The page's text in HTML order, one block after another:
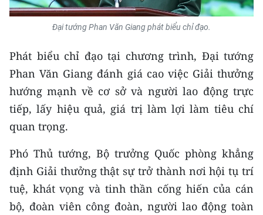
Đại tướng Phan Văn Giang phát biểu chỉ đạo.
Phát biểu chỉ đạo tại chương trình, Đại tướng
Phan Văn Giang đánh giá cao việc Giải thưởng
hướng mạnh về cơ sở và người lao động trực
tiếp, lấy hiệu quả, giá trị làm lợi làm tiêu chí
quan trọng.
Phó Thủ tướng, Bộ trưởng Quốc phòng khẳng
định Giải thưởng thật sự trở thành nơi hội tụ trí
tuệ, khát vọng và tinh thần cống hiến của cán
bộ, đoàn viên công đoàn, người lao động toàn